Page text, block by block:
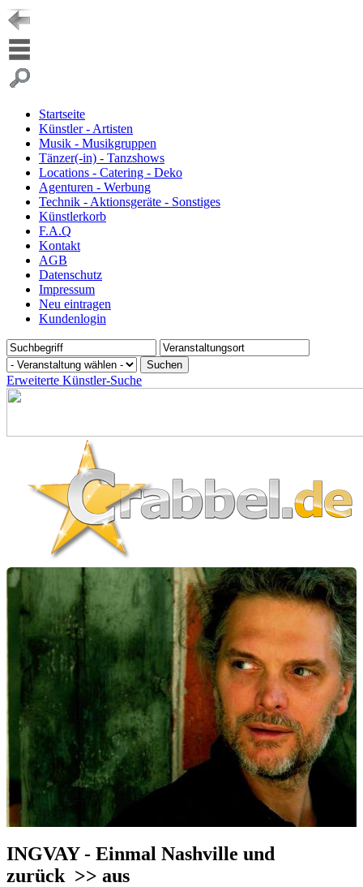
Startseite
Künstler - Artisten
Musik - Musikgruppen
Tänzer(-in) - Tanzshows
Locations - Catering - Deko
Agenturen - Werbung
Technik - Aktionsgeräte - Sonstiges
Künstlerkorb
F.A.Q
Kontakt
AGB
Datenschutz
Impressum
Neu eintragen
Kundenlogin
Erweiterte Künstler-Suche
INGVAY - Einmal Nashville und
zurück >> aus